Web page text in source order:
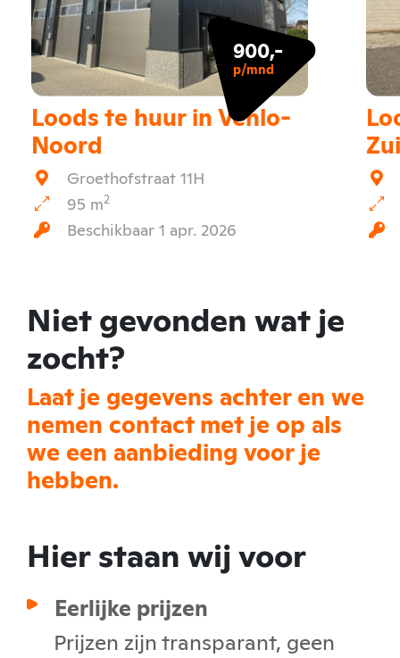
900,-
p/mnd
Loods te huur in Venlo-
Noord
Groethofstraat 11H
95 m2
Beschikbaar 1 apr. 2026
Niet gevonden wat je
zocht?
Laat je gegevens achter en we
nemen contact met je op als
we een aanbieding voor je
hebben.
Hier staan wij voor
Eerlijke prijzen
Prijzen zijn transparant, geen